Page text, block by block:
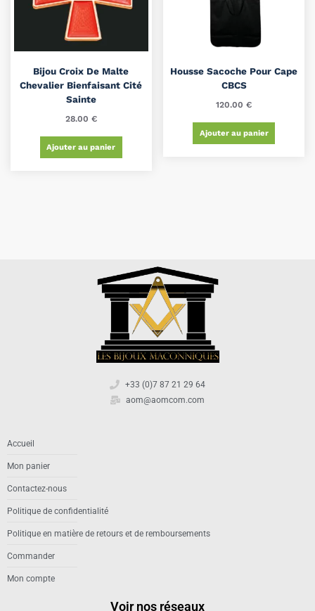
Bijou Croix De Malte
Chevalier Bienfaisant Cité
Sainte
28.00 €
Ajouter au panier
Housse Sacoche Pour Cape
CBCS
120.00€
Ajouter au panier
+33 (0)7 87 21 29 64
aom@aomcom.com
Accueil
Mon panier
Contactez-nous
Politique de confidentialité
Politique en matière de retours et de remboursements
Commander
Mon compte
Voir nos réseaux